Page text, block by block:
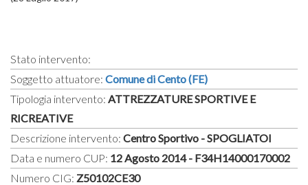
Stato intervento:
Soggetto attuatore: Comune di Cento (FE)
Tipologia intervento: ATTREZZATURE SPORTIVE E
RICREATIVE
Descrizione intervento: Centro Sportivo - SPOGLIATOI
Data e numero CUP: 12 Agosto 2014 - F34H14000170002
Numero CIG: Z50102CE30